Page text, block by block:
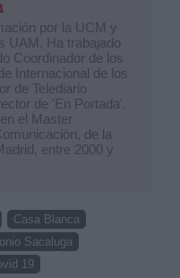
por la UCM y
UAM. Ha trabajado
Coordinador de los
Internacional de los
de Telediario
de 'En Portada'.
el Master
de la
entre 2000 y
Casa Blanca
Sacaluga
19